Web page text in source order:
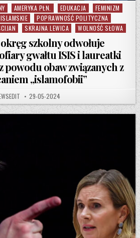
AMERYKA PŁN. EDUKACJA
FEMINIZM
POPRAWNOŚĆ POLITYCZNA
SKRAJNA LEWICA WOLNOŚĆ SŁOWA
szkolny odwołuje
gwałtu ISIS i laureatki
powodu obaw związanych z
„islamofobii”
PUBLISHED DATE:
29-05-2024